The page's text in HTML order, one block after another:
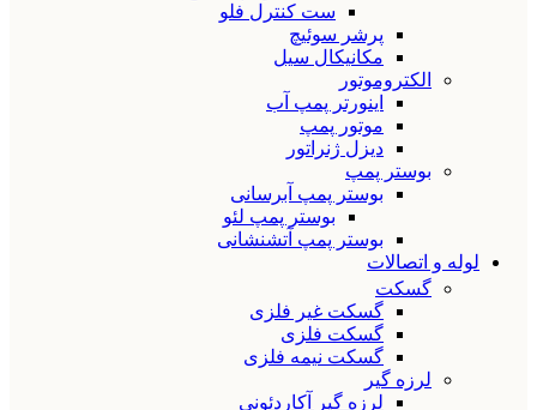
ست کنترل فلو
پرشر سوئیچ
مکانیکال سیل
الکتروموتور
اینورتر پمپ آب
موتور پمپ
دیزل ژنراتور
بوستر پمپ
بوستر پمپ آبرسانی
بوستر پمپ لئو
بوستر پمپ آتشنشانی
لوله و اتصالات
گسکت
گسکت غیر فلزی
گسکت فلزی
گسکت نیمه فلزی
لرزه گیر
لرزه گیر آکاردئونی